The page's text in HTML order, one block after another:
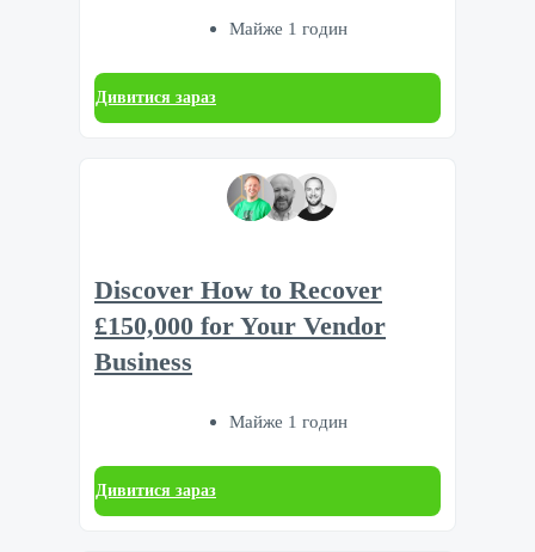
Майже 1 годин
Дивитися зараз
Discover How to Recover
£150,000 for Your Vendor
Business
Майже 1 годин
Дивитися зараз